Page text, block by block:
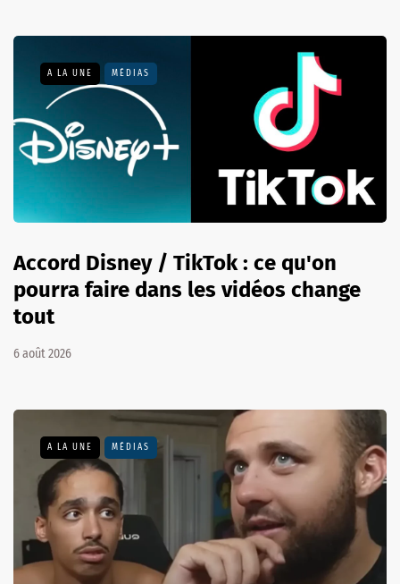
A LA UNE MÉDIAS
Accord Disney / TikTok : ce qu'on
pourra faire dans les vidéos change
tout
6 août 2026
A LA UNE MÉDIAS